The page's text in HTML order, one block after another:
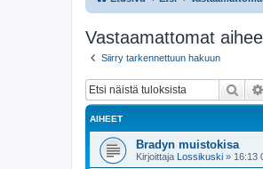
Vastaamattomat
Siirry tarkennettuun hakuun
Etsi
AIHEET
Bradyn muistokisa
Kirjoittaja Lossikuski » 16:13